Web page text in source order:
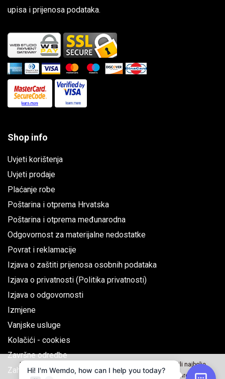
upisa i prijenosa podataka.
Shop info
Uvjeti korištenja
Uvjeti prodaje
Plaćanje robe
Poštarina i otprema Hrvatska
Poštarina i otprema međunarodna
Odgovornost za materijalne nedostatke
Povrat i reklamacije
Izjava o zaštiti prijenosa osobnih podataka
Izjava o privatnosti (Politika privatnosti)
Izjava o odgovornosti
Izmjene
Vanjske usluge
Kolačići - cookies
Završne odredbe
Zahtjev za jednostrani raskid ugovora
Naše web stranice koriste kolačiće kako bi Vama omogućili najbolje
korisničko iskustvo, za analizu i korištenje društvenih mreža.